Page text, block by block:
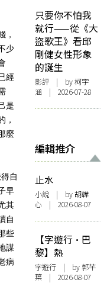
，
少
經
是
，
麼
自
早
其
自
些
謀
病
只要你不怕我
就行——從《大
盜歌王》看邱
剛健女性形象
的誕生
影評 | by 柯宇
涵 | 2026-07-28
編輯推介
止水
小說 | by 胡韡
心 | 2026-08-07
【字遊行·巴
黎】熱
字遊行 | by 郭芊
葉 | 2026-08-07